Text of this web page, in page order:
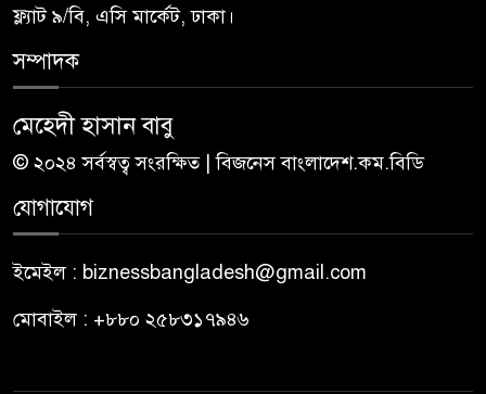
ফ্ল্যাট ৯/বি, এসি মার্কেট, ঢাকা।
সম্পাদক
মেহেদী হাসান বাবু
© ২০২৪ সর্বস্বত্ব সংরক্ষিত | বিজনেস বাংলাদেশ.কম.বিডি
যোগাযোগ
ইমেইল : biznessbangladesh@gmail.com
মোবাইল : +৮৮০ ২৫৮৩১৭৯৪৬